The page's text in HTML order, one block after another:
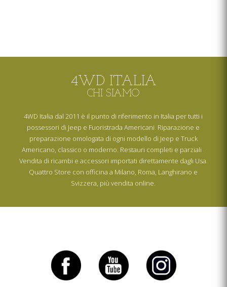
4WD ITALIA
CHI SIAMO
4WD Italia dal 2011 è il punto di riferimento in Italia per tutti i
possessori di Jeep e Fuoristrada Americani. Riparazione e
preparazione omologata di ogni modello di Jeep e Truck
Americano, classico o moderno. Restauri completi e parziali .
Vendita di ricambi e accessori importati direttamente dagli Usa.
Quattro Store con officina a Milano, Roma, Langhirano e
Svizzera, più vendita online.